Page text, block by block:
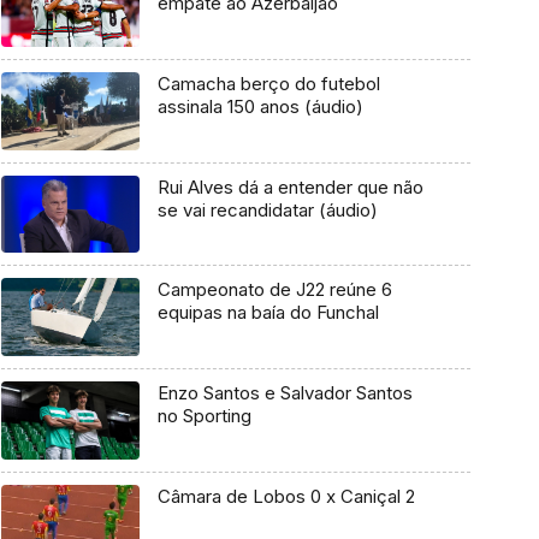
Camacha berço do futebol
assinala 150 anos (áudio)
Rui Alves dá a entender que não
se vai recandidatar (áudio)
Campeonato de J22 reúne 6
equipas na baía do Funchal
Enzo Santos e Salvador Santos
no Sporting
Câmara de Lobos 0 x Caniçal 2